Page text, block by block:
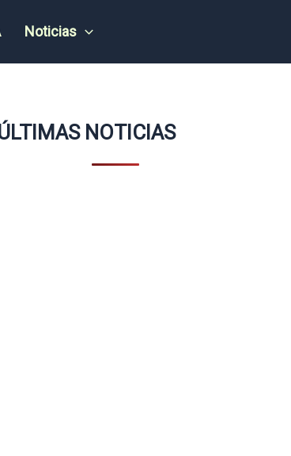
Noticias
NOTICIAS